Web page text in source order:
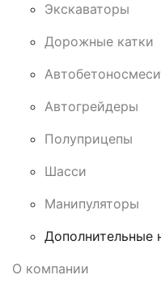
Экскаваторы
Дорожные катки
Автогрейдеры
Полуприцепы
Шасси
Манипуляторы
Дополнительные
О компании